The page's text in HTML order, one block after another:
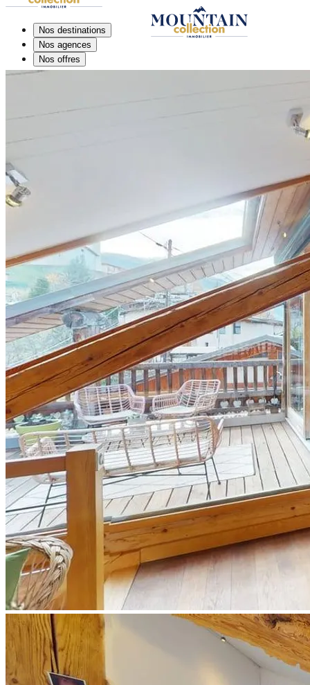
Nos destinations
Nos agences
Nos offres